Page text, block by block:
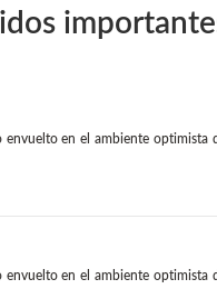
en el ambiente optimista
en el ambiente optimista